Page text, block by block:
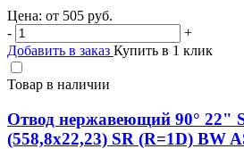
Цена: от 505 руб.
-
+
Добавить в заказ Купить в 1 клик
Товар в наличии
Отвод нержавеющий 90° 22"
(558,8х22,23) SR (R=1D) BW